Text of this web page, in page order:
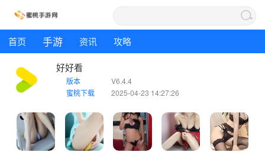
首页 手游 资讯 攻略
好好看
版本
V6.4.4
蜜桃下载
2025-04-23 14:27:26